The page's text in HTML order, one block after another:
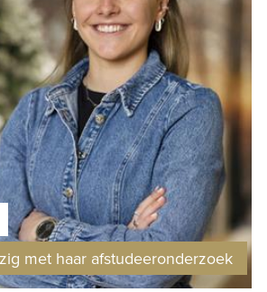
in
and Privacystatement.
met haar afstudeeronderzoek